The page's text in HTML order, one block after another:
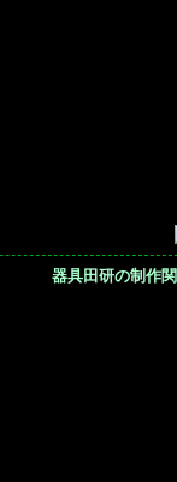
器具田研の制作